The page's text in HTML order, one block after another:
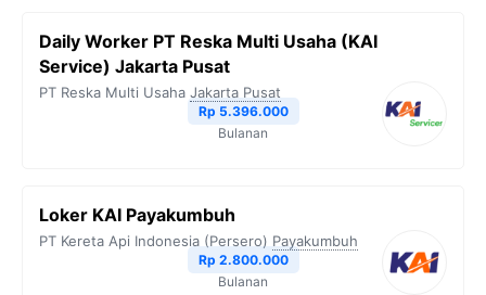
o
o
e
r
r
a
A
i
n
k
Daily Worker PT Reska Multi Usaha (KAI
Service) Jakarta Pusat
PT Reska Multi Usaha Jakarta Pusat
Rp 5.396.000
Bulanan
Loker KAI Payakumbuh
PT Kereta Api Indonesia (Persero) Payakumbuh
Rp 2.800.000
Bulanan